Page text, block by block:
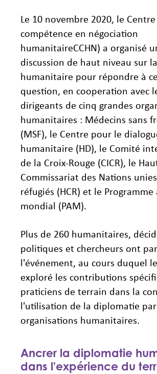
Le 10 novembre 2020, le
compétence en négociation
humanitaireCCHN) a organisé
discussion de haut niveau sur
humanitaire pour répondre à
question, en cooperation avec
dirigeants de cinq grandes
humanitaires : Médecins sans
(MSF), le Centre pour le
humanitaire (HD), le Comité
de la Croix-Rouge (CICR), le
Commissariat des Nations
réfugiés (HCR) et le
mondial (PAM).
Plus de 260 humanitaires,
politiques et chercheurs ont
l'événement, au cours duquel
exploré les contributions
praticiens de terrain dans la
l'utilisation de la diplomatie
organisations humanitaires.
Ancrer la diplomatie
dans l'expérience du